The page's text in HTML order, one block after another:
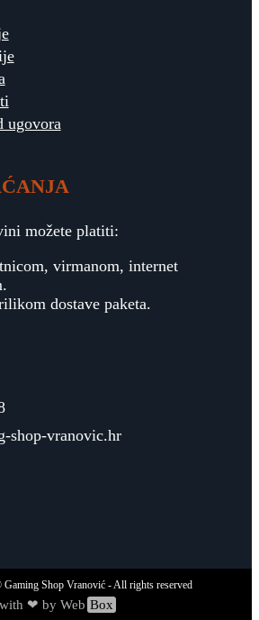
ugovora
možete platiti:
virmanom, internet
dostave paketa.
shop-vranovic.hr
Shop Vranović - All rights reserved
with ❤ by Web Box